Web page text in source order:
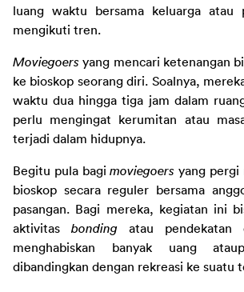
luang waktu bersama keluarga atau
mengikuti tren.
Moviegoers yang mencari ketenangan
ke bioskop seorang diri. Soalnya,
waktu dua hingga tiga jam dalam
perlu mengingat kerumitan atau
terjadi dalam hidupnya.
Begitu pula bagi moviegoers yang pergi
bioskop secara reguler bersama
pasangan. Bagi mereka, kegiatan ini
aktivitas bonding atau
menghabiskan banyak uang
dibandingkan dengan rekreasi ke suatu